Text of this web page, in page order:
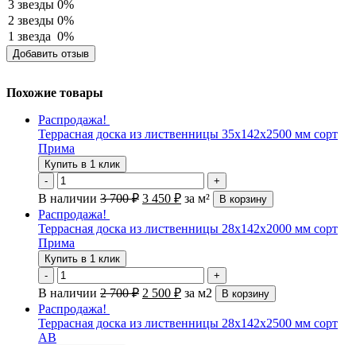
3 звезды 0%
2 звезды 0%
1 звезда 0%
Добавить отзыв
Похожие товары
Распродажа!
Террасная доска из лиственницы 35х142х2500 мм сорт
Прима
Купить в 1 клик
-
+
В наличии 3 700₽ 3 450 ₽ за м² В корзину
Распродажа!
Террасная доска из лиственницы 28х142х2000 мм сорт
Прима
Купить в 1 клик
-
+
В наличии 2 700₽ 2 500 ₽ за м2 В корзину
Распродажа!
Террасная доска из лиственницы 28х142х2500 мм сорт
АВ